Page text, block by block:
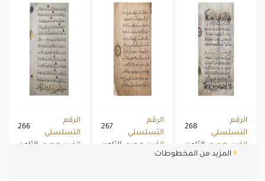
268
الرقم
التسلسلي
الثامن
القرن هجري
267
الرقم
التسلسلي
الثامن
القرن هجري
القرن
266
الرقم
التسلسلي
الثامن
القرن هجري
المزيد من المخطوطات